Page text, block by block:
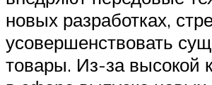
новых разработках,
усовершенствовать
товары. Из-за высокой